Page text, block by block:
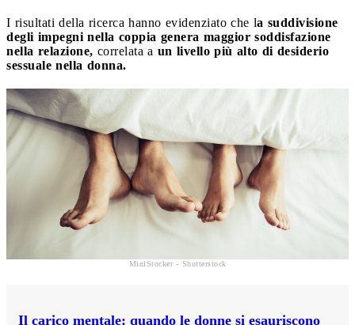
I risultati della ricerca hanno evidenziato che la suddivisione
degli impegni nella coppia genera maggior soddisfazione
nella relazione, correlata a un livello più alto di desiderio
sessuale nella donna.
MiniStocker - Shutterstock
Il carico mentale: quando le donne si esauriscono